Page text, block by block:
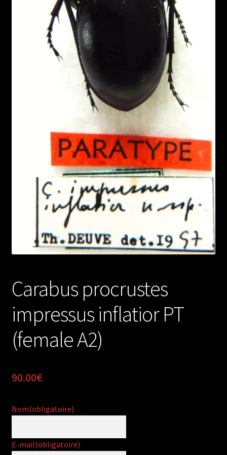
Carabus procrustes
impressus inflatior PT
(female A2)
90.00€
Nom(obligatoire)
E-mail(obligatoire)